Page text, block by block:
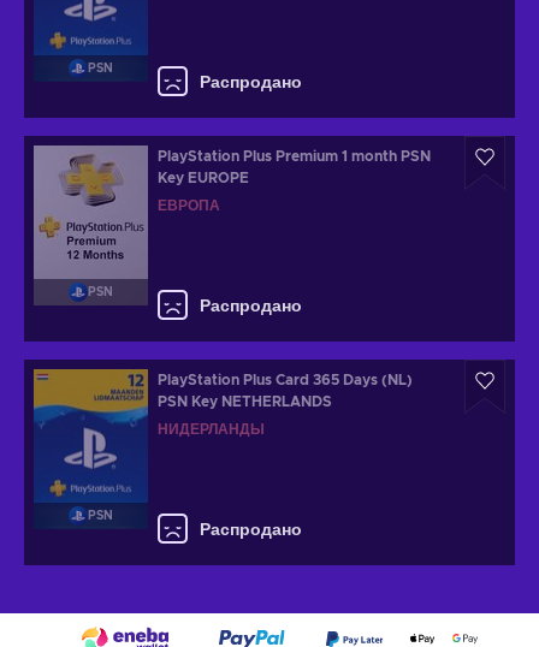
PSN
Распродано
PSN
PlayStation Plus Premium 1 month PSN
Key EUROPE
ЕВРОПА
Распродано
PSN
PlayStation Plus Card 365 Days (NL)
PSN Key NETHERLANDS
НИДЕРЛАНДЫ
Распродано